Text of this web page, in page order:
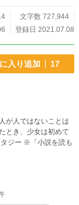
。
文字数 727,944
登録日 2021.07.08
入り追加 17
ジー ※「小説を読も